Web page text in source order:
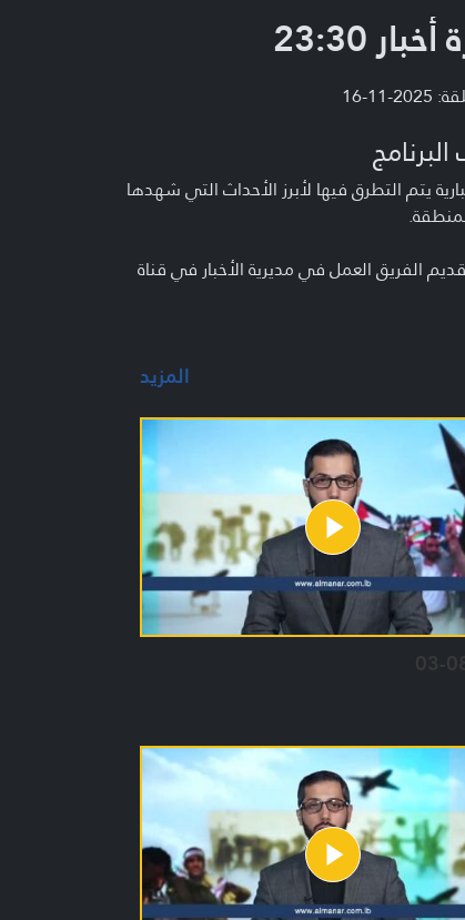
23:30
11-16
يتم التطرق فيها لأبرز الأحداث التي شهدها
الفريق العمل في مديرية الأخبار في قناة
المزيد
03-